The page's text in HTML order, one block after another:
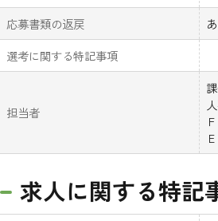
応募書類の返戻
選考に関する特記事項
担当者
求人に関する特記